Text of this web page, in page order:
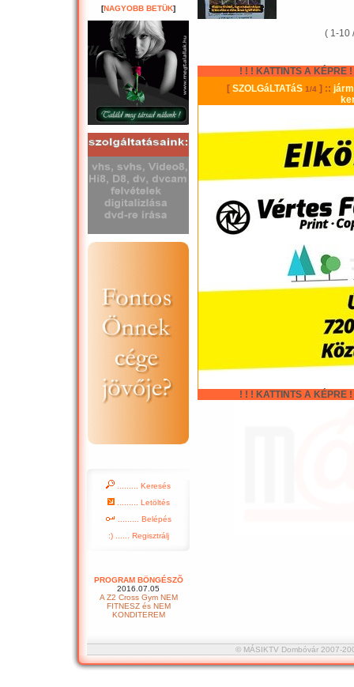
( 1-10
! ! ! KATTINTS A KÉPRE
! ! ! KATTINTS A KÉPRE
[NAGYOBB BETÜK]
......... Keresés
......... Letöltés
......... Belépés
:) ...... Regisztrálj
PROGRAM BÖNGÉSZÕ
2016.07.05
A Z2 Cross Gym NEM
FITNESZ és NEM
KONDITEREM
© MÁSIKTV Dombóvár 2007-